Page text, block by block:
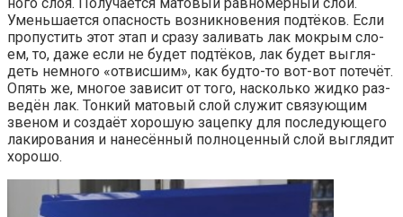
Умень­ша­ет­ся опас­ность воз­ник­но­ве­ния под­тё­ков. Если
про­пу­стить этот этап и сра­зу зали­вать лак мок­рым сло­
ем, то, даже если не будет под­тё­ков, лак будет выгля­
деть немно­го «отвис­шим», как буд­то-то вот-вот поте­чёт.
Опять же, мно­гое зави­сит от того, насколь­ко жид­ко раз­
ве­дён лак. Тон­кий мато­вый слой слу­жит свя­зу­ю­щим
зве­ном и созда­ёт хоро­шую зацеп­ку для после­ду­ю­ще­го
лаки­ро­ва­ния и нане­сён­ный пол­но­цен­ный слой выгля­дит
хорошо.